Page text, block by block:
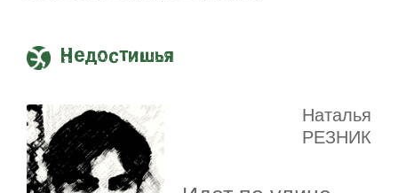
Недостишья
Наталья
РЕЗНИК